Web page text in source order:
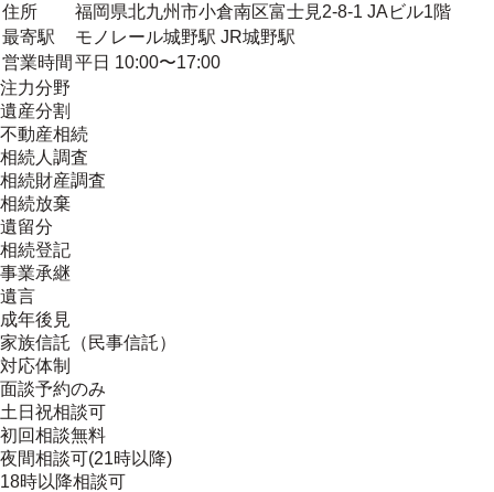
住所
福岡県北九州市小倉南区富士見2-8-1 JAビル1階
最寄駅
モノレール城野駅 JR城野駅
営業時間 平日 10:00〜17:00
注力分野
遺産分割
不動産相続
相続人調査
相続財産調査
相続放棄
遺留分
相続登記
事業承継
遺言
成年後見
家族信託（民事信託）
対応体制
面談予約のみ
土日祝相談可
初回相談無料
夜間相談可(21時以降)
18時以降相談可